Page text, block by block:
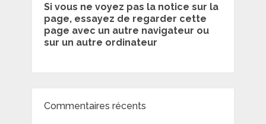
Si vous ne voyez pas la notice sur la
page, essayez de regarder cette
page avec un autre navigateur ou
sur un autre ordinateur
Commentaires récents